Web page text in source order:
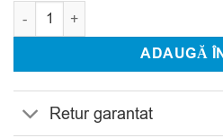
Cantitate Set 6 Pahare Vin Cristal
ADAUGĂ
Retur garantat